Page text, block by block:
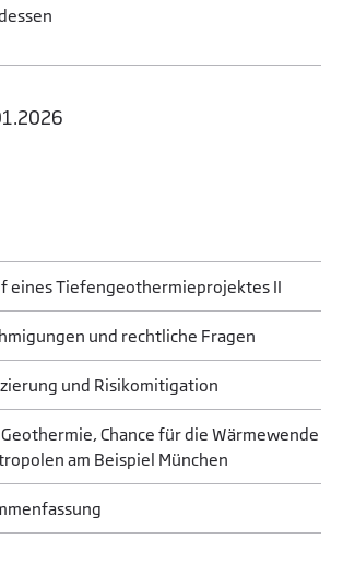
eines Tiefengeothermieprojektes II
und rechtliche Fragen
und Risikomitigation
Chance für die Wärmewende
am Beispiel München